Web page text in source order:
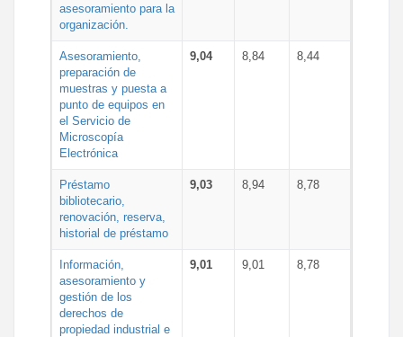
asesoramiento para la
organización.
Asesoramiento,
preparación de
muestras y puesta a
punto de equipos en
el Servicio de
Microscopía
Electrónica
9,04 8,84 8,44
Préstamo
bibliotecario,
renovación, reserva,
historial de préstamo
9,03 8,94 8,78
Información,
asesoramiento y
gestión de los
derechos de
propiedad industrial e
9,01 9,01 8,78